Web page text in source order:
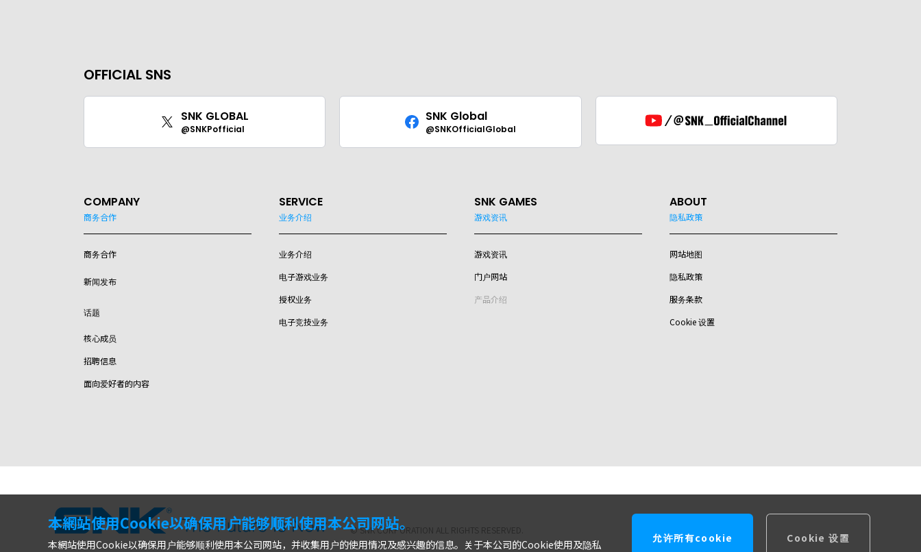
OFFICIAL SNS
SNK GLOBAL
@SNKPofficial
SNK Global
@SNKOfficialGlobal
COMPANY
商务合作
商务合作
新闻发布
话题
核心成员
招聘信息
面向爱好者的内容
SERVICE
业务介绍
业务介绍
电子游戏业务
授权业务
电子竞技业务
SNK GAMES
游戏资讯
游戏资讯
门户网站
产品介绍
ABOUT
隐私政策
网站地图
隐私政策
服务条款
Cookie 设置
株式会社SNK
© SNK CORPORATION ALL RIGHTS RESERVED.
本網站使用Cookie以确保用户能够顺利使用本公司网站。
本網站使用Cookie以确保用户能够顺利使用本公司网站，并收集用户的使用情况及感兴趣的信息。关于本公司的Cookie使用及隐私 允许所有cookie Cookie 设置